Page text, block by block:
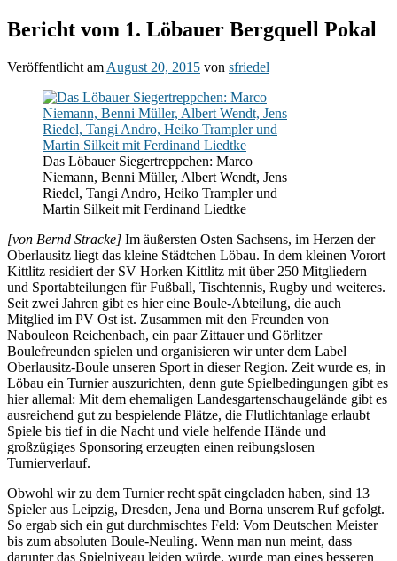
Bericht vom 1. Löbauer Bergquell Pokal
Veröffentlicht am August 20, 2015 von sfriedel
Das Löbauer Siegertreppchen: Marco
Niemann, Benni Müller, Albert Wendt, Jens
Riedel, Tangi Andro, Heiko Trampler und
Martin Silkeit mit Ferdinand Liedtke
[von Bernd Stracke] Im äußersten Osten Sachsens, im Herzen der
Oberlausitz liegt das kleine Städtchen Löbau. In dem kleinen Vorort
Kittlitz residiert der SV Horken Kittlitz mit über 250 Mitgliedern
und Sportabteilungen für Fußball, Tischtennis, Rugby und weiteres.
Seit zwei Jahren gibt es hier eine Boule-Abteilung, die auch
Mitglied im PV Ost ist. Zusammen mit den Freunden von
Nabouleon Reichenbach, ein paar Zittauer und Görlitzer
Boulefreunden spielen und organisieren wir unter dem Label
Oberlausitz-Boule unseren Sport in dieser Region. Zeit wurde es, in
Löbau ein Turnier auszurichten, denn gute Spielbedingungen gibt es
hier allemal: Mit dem ehemaligen Landesgartenschaugelände gibt es
ausreichend gut zu bespielende Plätze, die Flutlichtanlage erlaubt
Spiele bis tief in die Nacht und viele helfende Hände und
großzügiges Sponsoring erzeugten einen reibungslosen
Turnierverlauf.
Obwohl wir zu dem Turnier recht spät eingeladen haben, sind 13
Spieler aus Leipzig, Dresden, Jena und Borna unserem Ruf gefolgt.
So ergab sich ein gut durchmischtes Feld: Vom Deutschen Meister
bis zum absoluten Boule-Neuling. Wenn man nun meint, dass
darunter das Spielniveau leiden würde, wurde man eines besseren